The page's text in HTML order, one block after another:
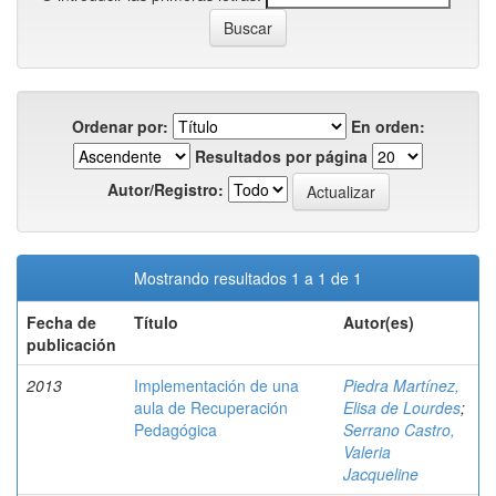
Ordenar por:
En orden:
Resultados por página
Autor/Registro:
Mostrando resultados 1 a 1 de 1
Fecha de
publicación
Título Autor(es)
2013
Implementación de una
aula de Recuperación
Pedagógica
Piedra Martínez,
Elisa de Lourdes;
Serrano Castro,
Valeria
Jacqueline